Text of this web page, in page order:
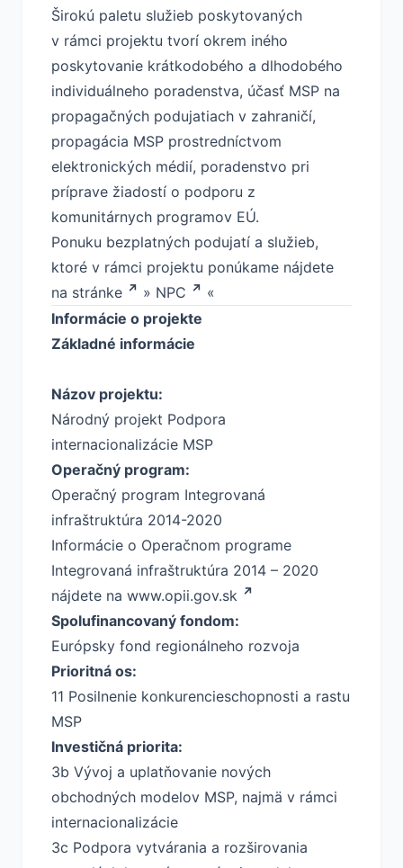
Širokú paletu služieb poskytovaných
v rámci projektu tvorí okrem iného
poskytovanie krátkodobého a dlhodobého
individuálneho poradenstva, účasť MSP na
propagačných podujatiach v zahraničí,
propagácia MSP prostredníctvom
elektronických médií, poradenstvo pri
príprave žiadostí o podporu z
komunitárnych programov EÚ.
Ponuku bezplatných podujatí a služieb,
ktoré v rámci projektu ponúkame nájdete
na stránke
» NPC
«
Informácie o projekte
Základné informácie
Názov projektu:
Národný projekt Podpora
internacionalizácie MSP
Operačný program:
Operačný program Integrovaná
infraštruktúra 2014-2020
Informácie o Operačnom programe
Integrovaná infraštruktúra 2014 – 2020
nájdete na www.opii.gov.sk
Spolufinancovaný fondom:
Európsky fond regionálneho rozvoja
Prioritná os:
11 Posilnenie konkurencieschopnosti a rastu
MSP
Investičná priorita:
3b Vývoj a uplatňovanie nových
obchodných modelov MSP, najmä v rámci
internacionalizácie
3c Podpora vytvárania a rozširovania